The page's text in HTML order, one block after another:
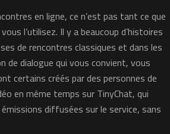
en ligne, ce n’est pas tant ce que
l’utilisez. Il y a beaucoup d’histoires
de rencontres classiques et dans les
de dialogue qui vous convient, vous
certains créés par des personnes de
en même temps sur TinyChat, qui
diffusées sur le service, sans